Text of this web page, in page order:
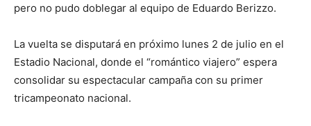
pero no pudo doblegar al equipo de Eduardo Berizzo.
La vuelta se disputará en próximo lunes 2 de julio en el
Estadio Nacional, donde el “romántico viajero” espera
consolidar su espectacular campaña con su primer
tricampeonato nacional.